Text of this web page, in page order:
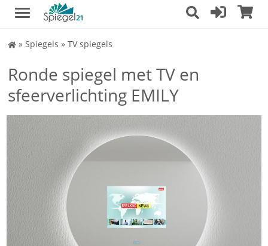
» Spiegels » TV spiegels
Ronde spiegel met TV en
sfeerverlichting EMILY